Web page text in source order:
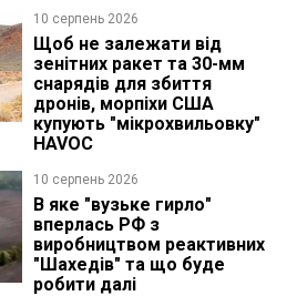
10 серпень 2026
Щоб не залежати від
зенітних ракет та 30-мм
снарядів для збиття
дронів, морпіхи США
купують "мікрохвильовку"
HAVOC
10 серпень 2026
В яке "вузьке гирло"
вперлась РФ з
виробництвом реактивних
"Шахедів" та що буде
робити далі